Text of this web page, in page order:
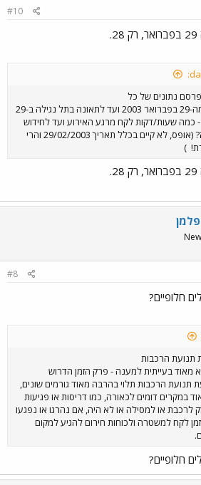
#10
נתונים של כל
תאונות הרכבת מה-29 בפברואר 2003 ועד לתאונה בתל נגילה ב-29
כמה שעות/דקות לקח מרגע האירוע ועד לחידוש
התנועה, בבקשה? (אופס, לא קיים בכלל תאריך 29/02/2003 והרי
)
#8
חלופיים?
הרכבות
בעייתית למענה - פרק הזמן הדרוש
הרכבות תלוי בהרבה מאוד גורמים שונים,
במקרים דומים לכאורה, כמו דריסות או פגיעות
לרכבת או למסילה או לא היה, אם נהרגו או נפגעו
לקח למשטרה ולכוחות חירום להגיע למקום
חלופיים?